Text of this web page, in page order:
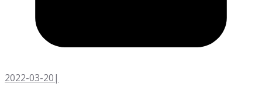
2022-03-20|